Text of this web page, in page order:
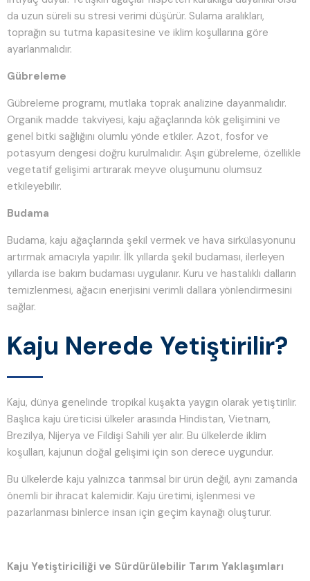
da uzun süreli su stresi verimi düşürür. Sulama aralıkları,
toprağın su tutma kapasitesine ve iklim koşullarına göre
ayarlanmalıdır.
Gübreleme
Gübreleme programı, mutlaka toprak analizine dayanmalıdır.
Organik madde takviyesi, kaju ağaçlarında kök gelişimini ve
genel bitki sağlığını olumlu yönde etkiler. Azot, fosfor ve
potasyum dengesi doğru kurulmalıdır. Aşırı gübreleme, özellikle
vegetatif gelişimi artırarak meyve oluşumunu olumsuz
etkileyebilir.
Budama
Budama, kaju ağaçlarında şekil vermek ve hava sirkülasyonunu
artırmak amacıyla yapılır. İlk yıllarda şekil budaması, ilerleyen
yıllarda ise bakım budaması uygulanır. Kuru ve hastalıklı dalların
temizlenmesi, ağacın enerjisini verimli dallara yönlendirmesini
sağlar.
Kaju Nerede Yetiştirilir?
Kaju, dünya genelinde tropikal kuşakta yaygın olarak yetiştirilir.
Başlıca kaju üreticisi ülkeler arasında Hindistan, Vietnam,
Brezilya, Nijerya ve Fildişi Sahili yer alır. Bu ülkelerde iklim
koşulları, kajunun doğal gelişimi için son derece uygundur.
Bu ülkelerde kaju yalnızca tarımsal bir ürün değil, aynı zamanda
önemli bir ihracat kalemidir. Kaju üretimi, işlenmesi ve
pazarlanması binlerce insan için geçim kaynağı oluşturur.
Kaju Yetiştiriciliği ve Sürdürülebilir Tarım Yaklaşımları